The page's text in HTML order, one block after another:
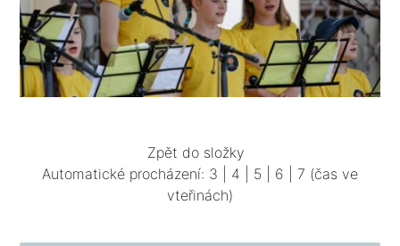
Zpět do složky
Automatické procházení: 3 4 5 6 7 (čas ve
vteřinách)